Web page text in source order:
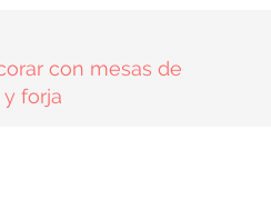
con mesas de
forja